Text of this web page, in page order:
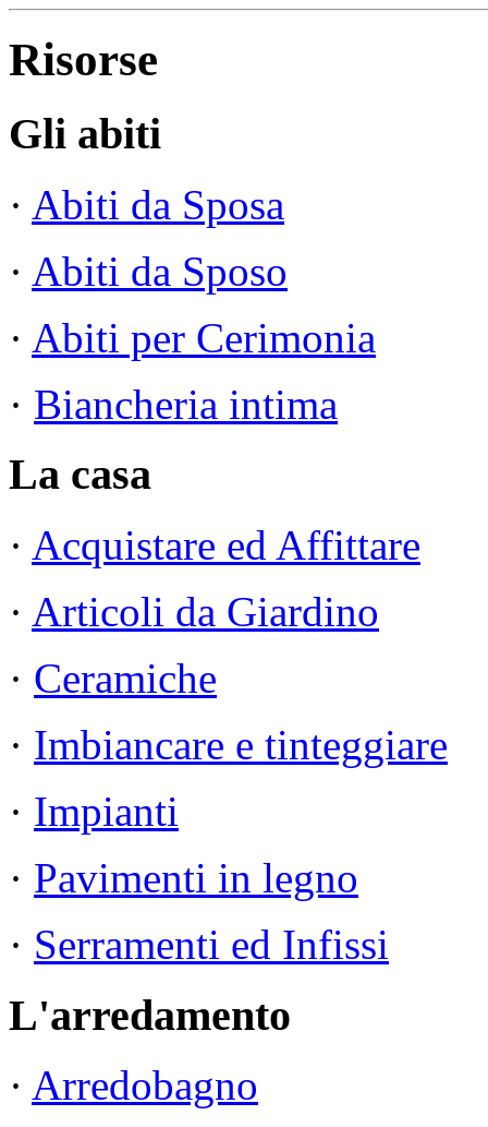
Risorse
Gli abiti
· Abiti da Sposa
· Abiti da Sposo
· Abiti per Cerimonia
· Biancheria intima
La casa
· Acquistare ed Affittare
· Articoli da Giardino
· Ceramiche
· Imbiancare e tinteggiare
· Impianti
· Pavimenti in legno
· Serramenti ed Infissi
L'arredamento
· Arredobagno